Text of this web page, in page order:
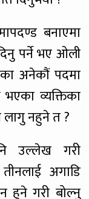
बनाएमा
पर्ने भए ओली
अनेकौं पदमा
व्यक्तिका
लागु नहुने त ?
उल्लेख गरी
अगाडि
हुने गरी बोल्नु